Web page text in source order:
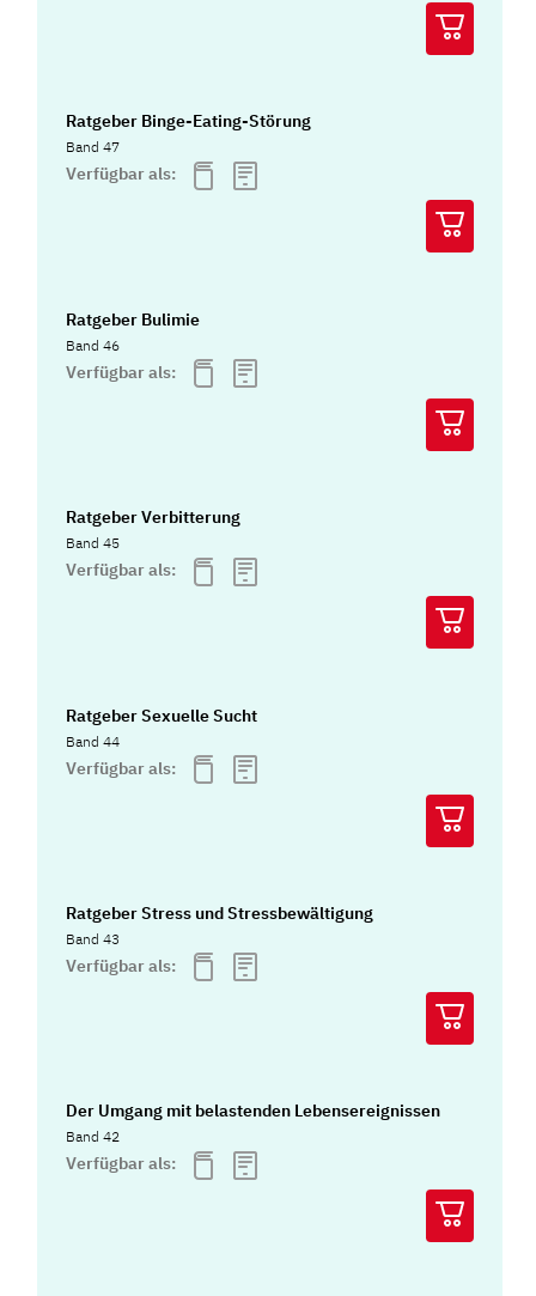
Ratgeber Binge-Eating-Störung
Band 47
Verfügbar als:
Ratgeber Bulimie
Band 46
Verfügbar als:
Ratgeber Verbitterung
Band 45
Verfügbar als:
Ratgeber Sexuelle Sucht
Band 44
Verfügbar als:
Ratgeber Stress und Stressbewältigung
Band 43
Verfügbar als:
Der Umgang mit belastenden Lebensereignissen
Band 42
Verfügbar als: